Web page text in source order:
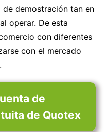
demostración tan en
operar. De esta
con diferentes
con el mercado
de
de Quotex